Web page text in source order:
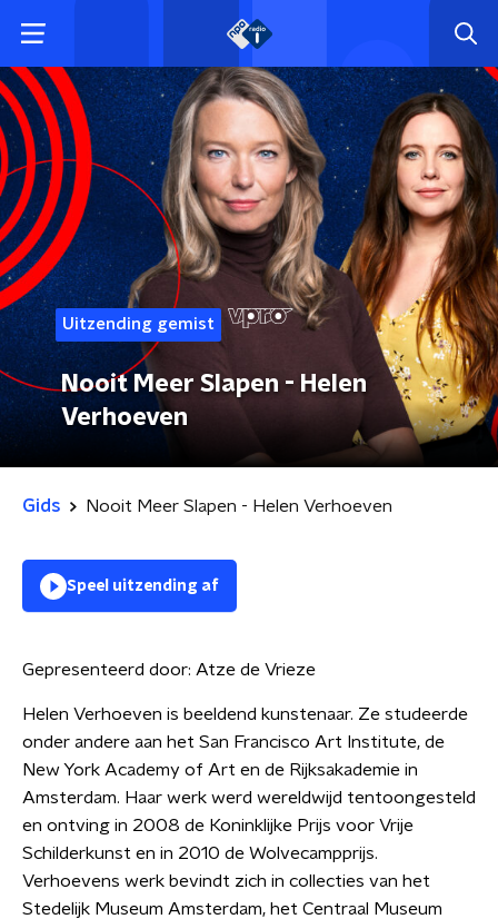
Uitzending gemist
Nooit Meer Slapen - Helen
Verhoeven
Gids Nooit Meer Slapen - Helen Verhoeven
Speel uitzending af
Gepresenteerd door: Atze de Vrieze
Helen Verhoeven is beeldend kunstenaar. Ze studeerde
onder andere aan het San Francisco Art Institute, de
New York Academy of Art en de Rijksakademie in
Amsterdam. Haar werk werd wereldwijd tentoongesteld
en ontving in 2008 de Koninklijke Prijs voor Vrije
Schilderkunst en in 2010 de Wolvecampprijs.
Verhoevens werk bevindt zich in collecties van het
Stedelijk Museum Amsterdam, het Centraal Museum